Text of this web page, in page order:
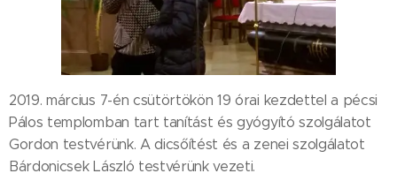
2019. március 7-én csütörtökön 19 órai kezdettel a pécsi
Pálos templomban tart tanítást és gyógyító szolgálatot
Gordon testvérünk. A dicsőítést és a zenei szolgálatot
Bárdonicsek László testvérünk vezeti.